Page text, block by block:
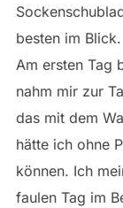
besten im Blick.
Am ersten Tag
nahm mir zur
das mit dem
hätte ich ohne
können. Ich
faulen Tag im